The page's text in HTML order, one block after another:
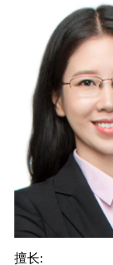
擅长: